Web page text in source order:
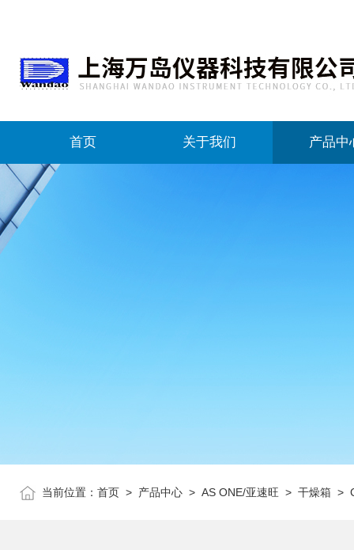
首页 关于我们 产品中
当前位置： 首页 > 产品中心 > AS ONE/亚速旺 > 干燥箱 >